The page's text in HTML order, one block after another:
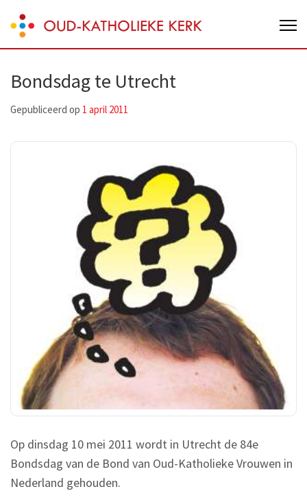
to
content
Enter)
Oud-Katholieke Kerk van Nederland
Bondsdag te Utrecht
Gepubliceerd op 1 april 2011
Op dinsdag 10 mei 2011 wordt in Utrecht de 84e
Bondsdag van de Bond van Oud-Katholieke Vrouwen in
Nederland gehouden.